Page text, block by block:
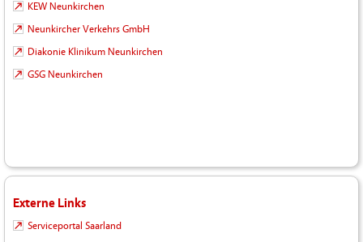
KEW Neunkirchen
Neunkircher Verkehrs GmbH
Diakonie Klinikum Neunkirchen
GSG Neunkirchen
Externe Links
Serviceportal Saarland